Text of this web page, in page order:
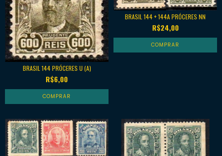
BRASIL 144 PRÓCERES U (A)
R$6,00
BRASIL 144 + 144A PRÓCERES NN
R$24,00